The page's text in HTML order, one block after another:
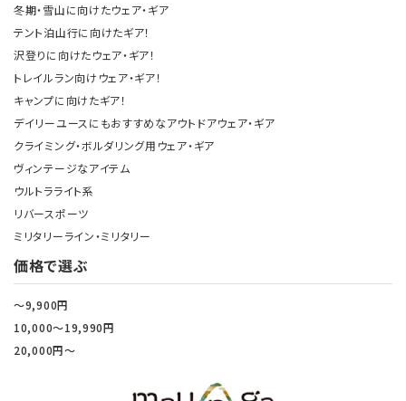
冬期・雪山に向けたウェア・ギア
テント泊山行に向けたギア！
沢登りに向けたウェア・ギア！
トレイルラン向けウェア・ギア！
キャンプに向けたギア！
デイリーユースにもおすすめなアウトドアウェア・ギア
クライミング・ボルダリング用ウェア・ギア
ヴィンテージなアイテム
ウルトラライト系
リバースポーツ
ミリタリーライン・ミリタリー
価格で選ぶ
～9,900円
10,000～19,990円
20,000円～